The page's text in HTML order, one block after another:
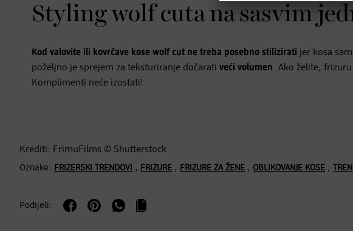
Styling wolf cuta na sasvim
Kod valovite ili kovrčave kose wolf cut ne treba posebno stilizirati jer kosa
poželjno je sprejem za teksturiranje dočarati veći volumen. Ako želite,
Komplimenti neće izostati!
Krediti: FrimuFilms © Shutterstock
Oznake: FRIZERSKI TRENDOVI , FRIZURE , FRIZURE ZA ŽENE , OBLIKOVANJE KOSE ,
Podijeli: